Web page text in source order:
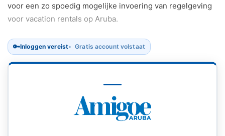
voor een zo spoedig mogelijke invoering van regelgeving
voor vacation rentals op Aruba.
🔑Inloggen vereist Gratis account volstaat